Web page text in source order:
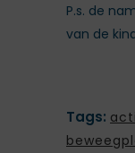
P.s. de
van de
Tags: